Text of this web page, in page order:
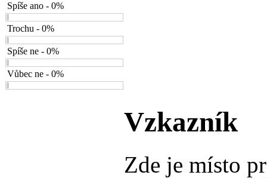
Spíše ano - 0%
Trochu - 0%
Spíše ne - 0%
Vůbec ne - 0%
Vzkazník
Zde je místo